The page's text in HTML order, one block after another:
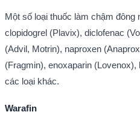
Một số loại thuốc làm chậm đông
clopidogrel (Plavix), diclofenac
(Advil, Motrin), naproxen
(Fragmin), enoxaparin
các loại khác.
Warafin